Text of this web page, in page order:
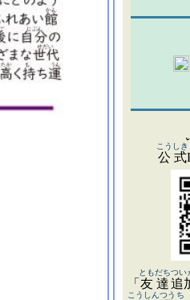
公式
こうしき
「 友達
ともだち
追
つい
こうしんつうち